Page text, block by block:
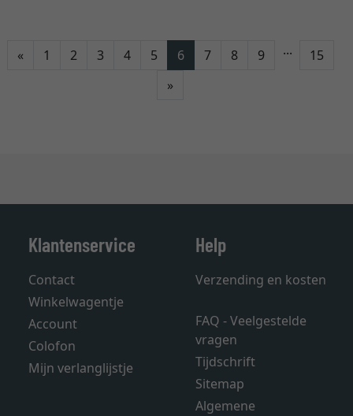
«Terug
1 2 3 4 5 6 7 8 9 ...
15
»Verder
Klantenservice
Contact
Winkelwagentje
Account
Colofon
Mijn verlanglijstje
Help
Verzending en kosten
FAQ - Veelgestelde
vragen
Tijdschrift
Sitemap
Algemene